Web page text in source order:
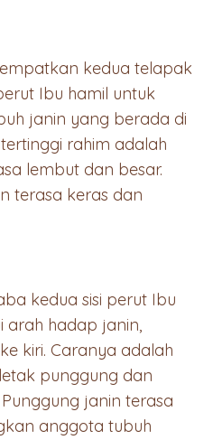
kedua telapak
Ibu hamil untuk
janin yang berada di
rahim adalah
lembut dan besar.
terasa keras dan
kedua sisi perut Ibu
arah hadap janin,
kiri. Caranya adalah
punggung dan
janin terasa
anggota tubuh